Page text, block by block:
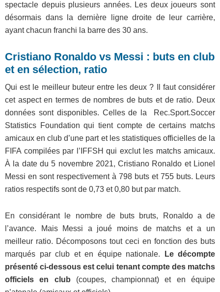
spectacle depuis plusieurs années. Les deux joueurs sont
désormais dans la dernière ligne droite de leur carrière,
ayant chacun franchi la barre des 30 ans.
Cristiano Ronaldo vs Messi : buts en club
et en sélection, ratio
Qui est le meilleur buteur entre les deux ? Il faut considérer
cet aspect en termes de nombres de buts et de ratio. Deux
données sont disponibles. Celles de la Rec.Sport.Soccer
Statistics Foundation qui tient compte de certains matchs
amicaux en club d’une part et les statistiques officielles de la
FIFA compilées par l’IFFSH qui exclut les matchs amicaux.
À la date du 5 novembre 2021, Cristiano Ronaldo et Lionel
Messi en sont respectivement à 798 buts et 755 buts. Leurs
ratios respectifs sont de 0,73 et 0,80 but par match.
En considérant le nombre de buts bruts, Ronaldo a de
l’avance. Mais Messi a joué moins de matchs et a un
meilleur ratio. Décomposons tout ceci en fonction des buts
marqués par club et en équipe nationale.
Le décompte
présenté ci-dessous est celui tenant compte des matchs
officiels en club (coupes, championnat) et en équipe